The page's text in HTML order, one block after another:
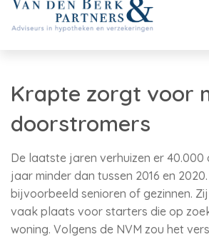
Krapte zorgt voor
doorstromers
De laatste jaren verhuizen er
jaar minder dan tussen 2016 en
bijvoorbeeld senioren of gezinnen.
vaak plaats voor starters die op
woning. Volgens de NVM zou het